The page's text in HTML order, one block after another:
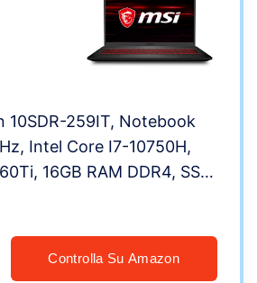
10SDR-259IT, Notebook
Intel Core I7-10750H,
16GB RAM DDR4, SSD
Win 10 Home[Layout &
Controlla Su Amazon